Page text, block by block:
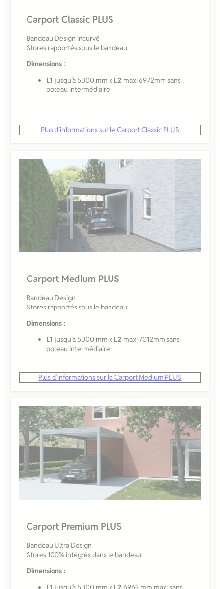
Carport Classic PLUS
Bandeau Design incurvé
Stores rapportés sous le bandeau
Dimensions :
L1 jusqu’à 5000 mm x L2 maxi 6972mm sans
poteau intermédiaire
Plus d’informations sur le Carport Classic PLUS
Carport Medium PLUS
Bandeau Design
Stores rapportés sous le bandeau
Dimensions :
L1 jusqu’à 5000 mm x L2 maxi 7012mm sans
poteau intermédiaire
Plus d’informations sur le Carport Medium PLUS
Carport Premium PLUS
Bandeau Ultra Design
Stores 100% intégrés dans le bandeau
Dimensions :
L1 jusqu’à 5000 mm x L2 6962 mm maxi sans